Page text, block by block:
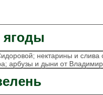
нектарины и слива
арбузы и дыни от